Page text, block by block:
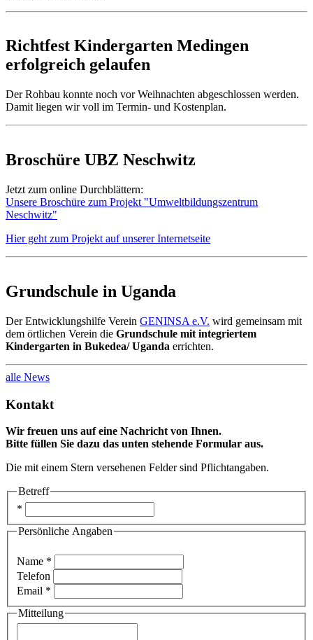
Richtfest Kindergarten Medingen
erfolgreich gelaufen
Der Rohbau konnte noch vor Weihnachten abgeschlossen werden.
Damit liegen wir voll im Termin- und Kostenplan.
Broschüre UBZ Neschwitz
Jetzt zum online Durchblättern:
Unsere Broschüre zum Projekt "Umweltbildungszentrum
Neschwitz"
Hier geht zum Projekt auf unserer Internetseite
Grundschule in Uganda
Der Entwicklungshilfe Verein GENINSA e.V. wird gemeinsam mit
dem örtlichen Verein die Grundschule mit integriertem
Kindergarten in Bukedea/ Uganda errichten.
alle News
Kontakt
Wir freuen uns auf eine Nachricht von Ihnen.
Bitte füllen Sie dazu das unten stehende Formular aus.
Die mit einem Stern versehenen Felder sind Pflichtangaben.
Betreff
*
Persönliche Angaben
Name *
Telefon
Email *
Mitteilung